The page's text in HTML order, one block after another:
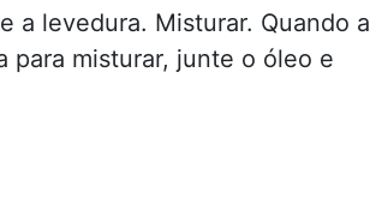
a levedura. Misturar. Quando a
para misturar, junte o óleo e